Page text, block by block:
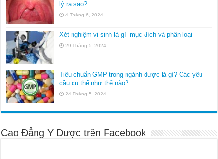
lý ra sao?
4 Tháng 6, 2024
Xét nghiệm vi sinh là gì, mục đích và phân loại
29 Tháng 5, 2024
Tiêu chuẩn GMP trong ngành dược là gì? Các yêu
cầu cụ thể như thế nào?
24 Tháng 5, 2024
Cao Đẳng Y Dược trên Facebook